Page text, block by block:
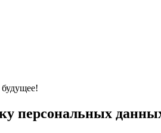
персональных